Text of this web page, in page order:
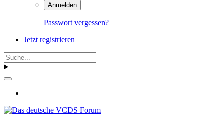
Anmelden
Passwort vergessen?
Jetzt registrieren